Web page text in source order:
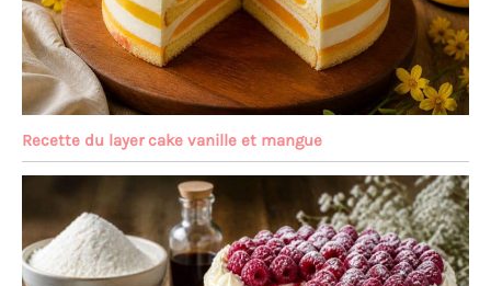
Recette du layer cake vanille et mangue